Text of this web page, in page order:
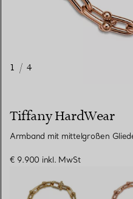
1 / 4
Tiffany HardWear
Armband mit mittelgroßen
€ 9.900 inkl. MwSt